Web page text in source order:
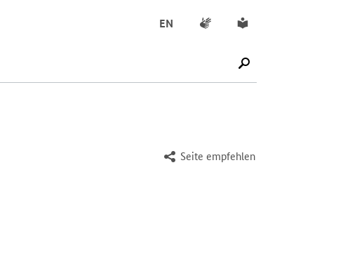
SUCHE STARTEN
EN Gebärdensprache
Leichte Sprache
Seite empfehlen